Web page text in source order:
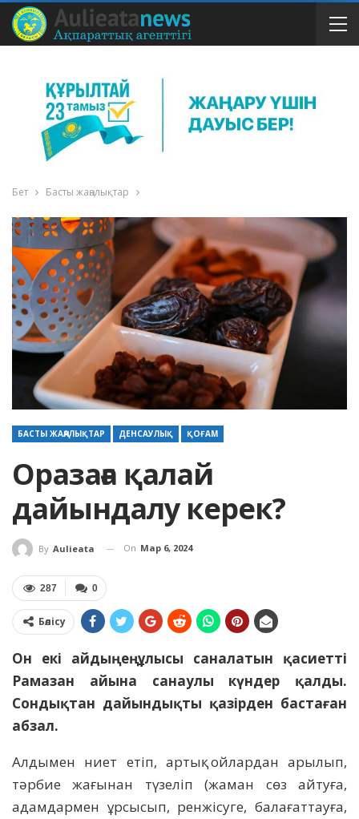
Бет Басты жаңалықтар
БАСТЫ ЖАҢАЛЫҚТАР ДЕНСАУЛЫҚ ҚОҒАМ
Оразаға қалай
дайындалу керек?
By Aulieata On Мар 6, 2024
0
287
Бөлісу
Он екі айдың ең ұлысы саналатын қасиетті
Рамазан айына санаулы күндер қалды.
Сондықтан дайындықты қазірден бастаған
абзал.
Алдымен ниет етіп, артық ойлардан арылып,
тәрбие жағынан түзеліп (жаман сөз айтуға,
адамдармен ұрсысып, ренжісуге, балағаттауға,